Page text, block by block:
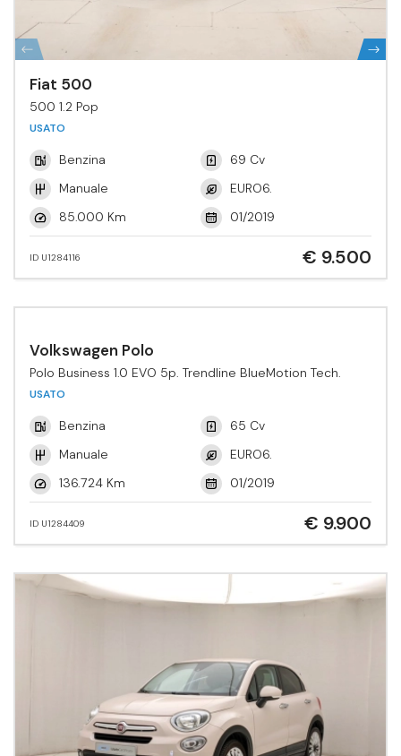
Fiat 500
500 1.2 Pop
USATO
Benzina
69 Cv
Manuale
EURO6.
85.000 Km
01/2019
ID U1284116 € 9.500
Volkswagen Polo
Polo Business 1.0 EVO 5p. Trendline BlueMotion Tech.
USATO
Benzina
65 Cv
Manuale
EURO6.
136.724 Km
01/2019
ID U1284409 € 9.900